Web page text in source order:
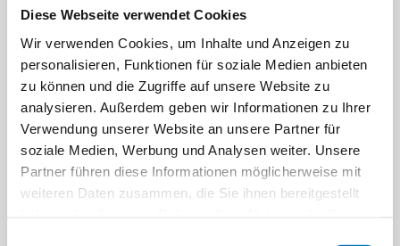
Diese Webseite verwendet Cookies
Wir verwenden Cookies, um Inhalte und Anzeigen zu
personalisieren, Funktionen für soziale Medien anbieten
zu können und die Zugriffe auf unsere Website zu
analysieren. Außerdem geben wir Informationen zu Ihrer
Verwendung unserer Website an unsere Partner für
soziale Medien, Werbung und Analysen weiter. Unsere
Partner führen diese Informationen möglicherweise mit
weiteren Daten zusammen, die Sie ihnen bereitgestellt
Economic Forun (WEF) in
Davos hat gezeigt: Die
multilaterale Weltordnung…
Beitrag | 30.01.2026
Bewusster Dialog als
Führungsinstrument